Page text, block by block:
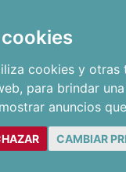
cookies y otras
, para brindar
anuncios
CAMBIAR